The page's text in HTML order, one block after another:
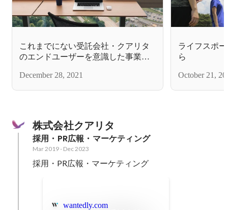
これまでにない受託会社・クアリタ
のエンドユーザーを意識した事業紹
December 28, 2021
ライフスポ
ら
October 21,
株式会社クアリタ
採用・PR広報・マーケティング
Mar 2019- Dec 2023
採用・PR広報・マーケティング
wantedly.com